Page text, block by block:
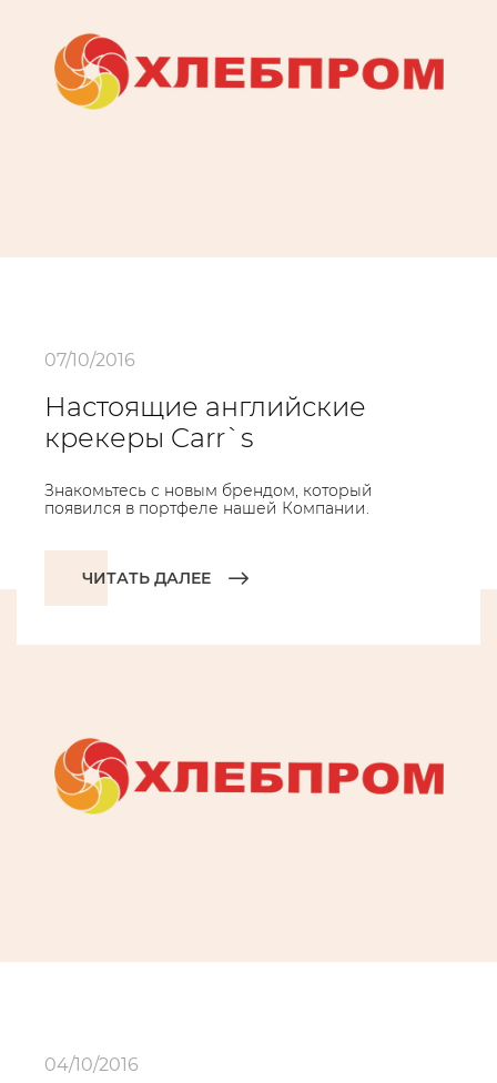
07/10/2016
Настоящие английские
крекеры Carr`s
Знакомьтесь с новым брендом, который
появился в портфеле нашей Компании.
ЧИТАТЬ ДАЛЕЕ
04/10/2016